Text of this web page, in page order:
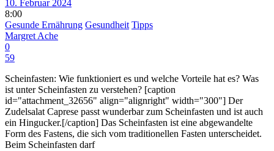
10. Februar 2024
8:00
Gesunde Ernährung Gesundheit Tipps
Margret Ache
0
59
Scheinfasten: Wie funktioniert es und welche Vorteile hat es? Was
ist unter Scheinfasten zu verstehen? [caption
id="attachment_32656" align="alignright" width="300"] Der
Zudelsalat Caprese passt wunderbar zum Scheinfasten und ist auch
ein Hingucker.[/caption] Das Scheinfasten ist eine abgewandelte
Form des Fastens, die sich vom traditionellen Fasten unterscheidet.
Beim Scheinfasten darf